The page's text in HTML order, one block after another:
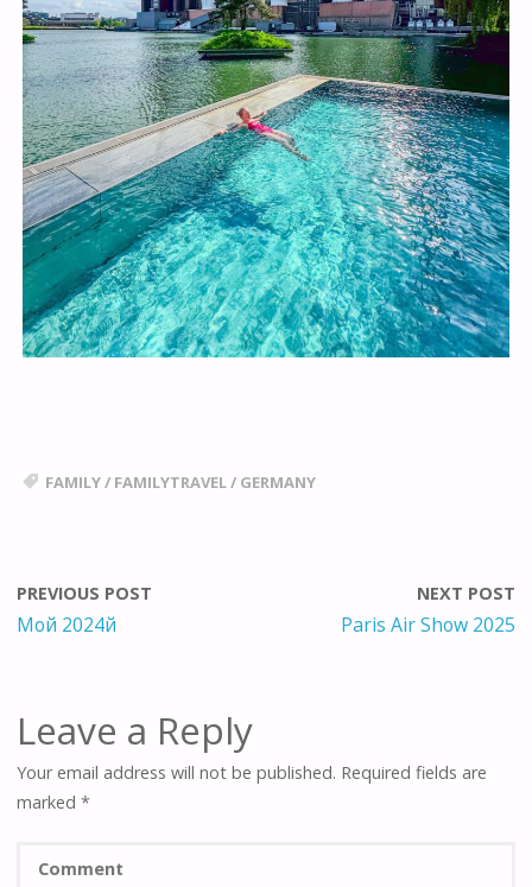
FAMILY/ FAMILYTRAVEL/ GERMANY
PREVIOUS POST
Мой 2024й
NEXT POST
Paris Air Show 2025
Leave a Reply
Your email address will not be published. Required fields are
marked*